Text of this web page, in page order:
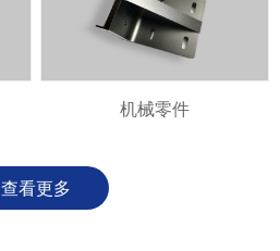
机械零件
查看更多